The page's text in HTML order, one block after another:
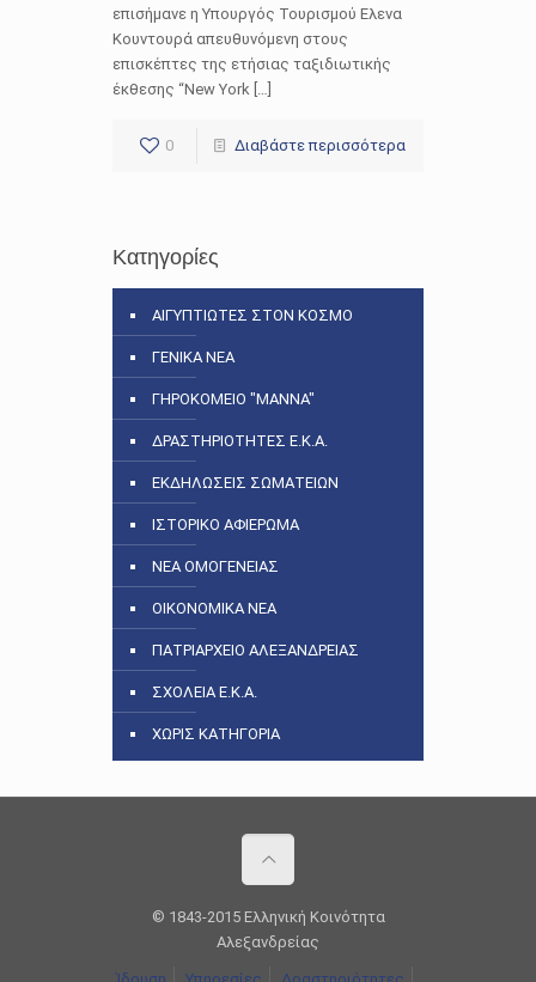
επισήμανε η Υπουργός Τουρισμού Ελενα
Κουντουρά απευθυνόμενη στους
επισκέπτες της ετήσιας ταξιδιωτικής
έκθεσης “New York […]
0 Διαβάστε περισσότερα
Κατηγορίες
ΑΙΓΥΠΤΙΩΤΕΣ ΣΤΟΝ ΚΟΣΜΟ
ΓΕΝΙΚΑ ΝΕΑ
ΓΗΡΟΚΟΜΕΙΟ "ΜΑΝΝΑ"
ΔΡΑΣΤΗΡΙΟΤΗΤΕΣ Ε.Κ.Α.
ΕΚΔΗΛΩΣΕΙΣ ΣΩΜΑΤΕΙΩΝ
ΙΣΤΟΡΙΚΟ ΑΦΙΕΡΩΜΑ
ΝΕΑ ΟΜΟΓΕΝΕΙΑΣ
ΟΙΚΟΝΟΜΙΚΑ ΝΕΑ
ΠΑΤΡΙΑΡΧΕΙΟ ΑΛΕΞΑΝΔΡΕΙΑΣ
ΣΧΟΛΕΙΑ Ε.Κ.Α.
ΧΩΡΙΣ ΚΑΤΗΓΟΡΙΑ
© 1843-2015 Ελληνική Κοινότητα
Αλεξανδρείας